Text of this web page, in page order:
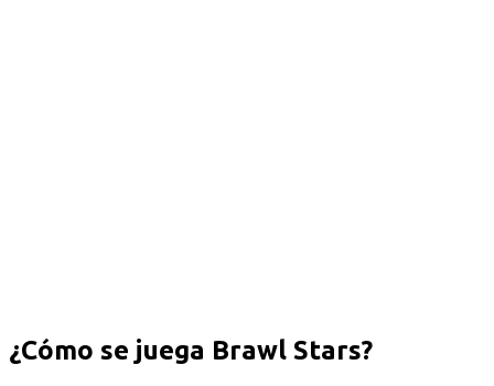
¿Cómo se juega Brawl Stars?